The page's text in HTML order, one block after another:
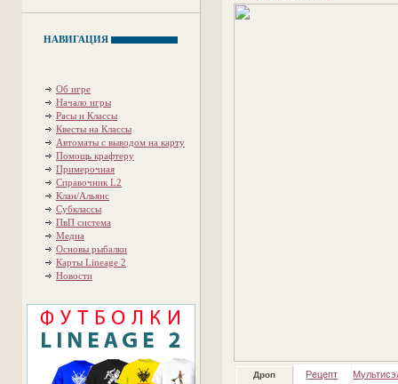
НАВИГАЦИЯ
Об игре
Начало игры
Расы и Классы
Квесты на Классы
Автоматы с выводом на карту
Помощь крафтеру
Примерочная
Справочник L2
Клан/Альянс
Субклассы
ПвП система
Медиа
Основы рыбалки
Карты Lineage 2
Новости
Дроп Рецепт